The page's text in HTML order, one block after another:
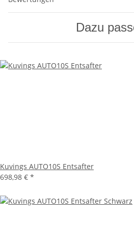
Dazu
Kuvings AUTO10S Entsafter
698,98 € *